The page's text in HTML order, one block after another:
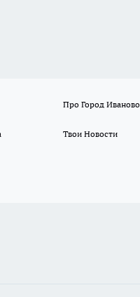
Про Город Иваново
Твои Новости